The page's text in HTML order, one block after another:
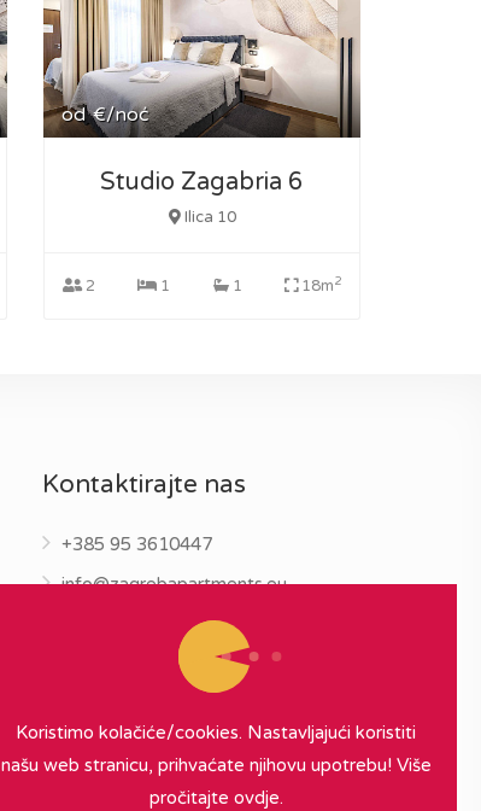
od €/noć
Studio Zagabria 6
Ilica 10
2 1 1 18m2
Kontaktirajte nas
+385 95 3610447
info@zagrebapartments.eu
Koristimo kolačiće/cookies. Nastavljajući koristiti
našu web stranicu, prihvaćate njihovu upotrebu! Više
pročitajte ovdje.